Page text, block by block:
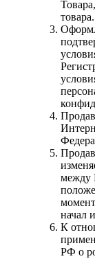
товара.
между
начал
К
РФ о